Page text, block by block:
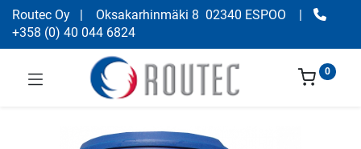
Routec Oy | Oksakarhinmäki 8 02340 ESPOO
|
+358 (0) 40 044 6824
0